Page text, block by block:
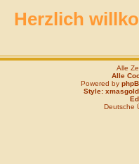
Herzlich
Alle
Alle
Powered by
Style: xmasgold
Deutsche